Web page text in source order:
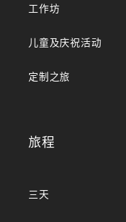
工作坊
儿童及庆祝活动
定制之旅
旅程
三天